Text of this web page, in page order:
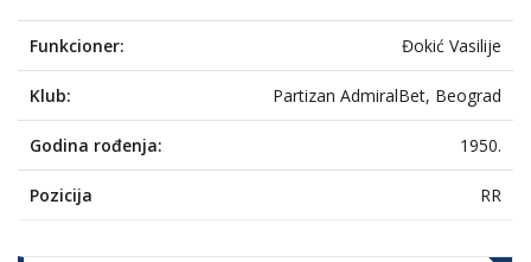
Funkcioner: Đokić Vasilije
Klub: Partizan AdmiralBet, Beograd
Godina rođenja: 1950.
Pozicija RR